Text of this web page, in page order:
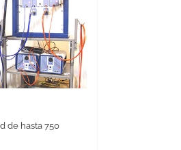
de hasta 750